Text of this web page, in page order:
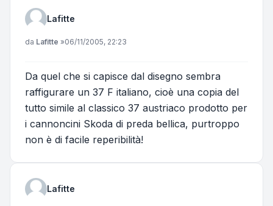
Lafitte
Messaggio
da Lafitte »06/11/2005, 22:23
Da quel che si capisce dal disegno sembra
raffigurare un 37 F italiano, cioè una copia del
tutto simile al classico 37 austriaco prodotto per
i cannoncini Skoda di preda bellica, purtroppo
non è di facile reperibilità!
Lafitte